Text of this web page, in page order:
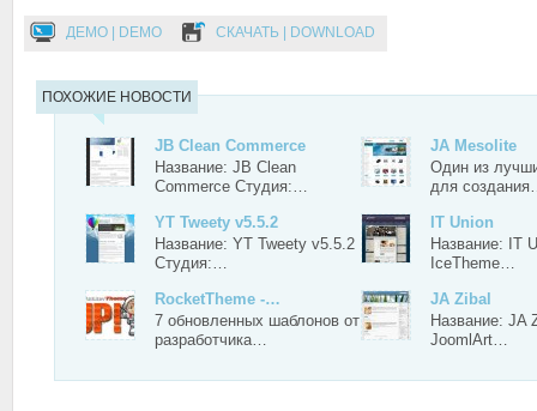
ДЕМО | DEMO СКАЧАТЬ | DOWNLOAD
ПОХОЖИЕ НОВОСТИ
JB Clean Commerce
Название: JB Clean
Commerce Студия:…
JA Mesolite
Один из
для
YT Tweety v5.5.2
Название: YT Tweety v5.5.2
Студия:…
IT Union
Название: IT
IceTheme…
RocketTheme -…
7 обновленных шаблонов от
разработчика…
JA Zibal
Название: JA
JoomlArt…